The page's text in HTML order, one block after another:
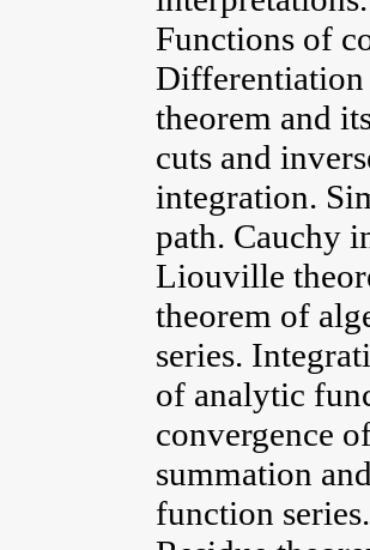
Functions of
Differentiation
theorem and
cuts and
integration.
path. Cauchy
Liouville
theorem of
series.
of analytic
convergence
summation
function